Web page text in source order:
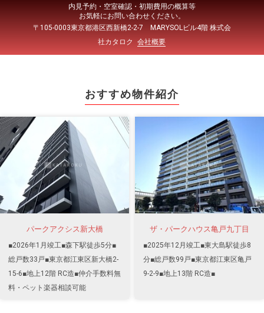
内見予約・空室確認・初期費用の概算等
お気軽にお問い合わせください。
〒105-0003東京都港区西新橋2-2-7 MARYSOLビル4階 株式会
社カタロク
会社概要
おすすめ物件紹介
パークアクシス新大橋
■2026年1月竣工■森下駅徒歩5分■
総戸数33戸■東京都江東区新大橋2-
15-6■地上12階 RC造■仲介手数料無
料・ペット楽器相談可能
ザ・パークハウス亀戸九丁目
■2025年12月竣工■東大島駅徒歩8
分■総戸数99戸■東京都江東区亀戸
9-2-9■地上13階 RC造■